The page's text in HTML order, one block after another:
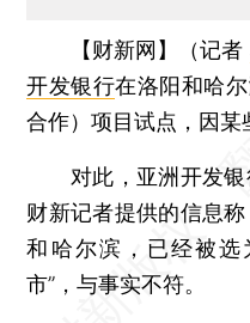
【财新网】（记者
开发银行在洛阳和哈
合作）项目试点，因某
对此，亚洲开发银
财新记者提供的信息
和哈尔滨，已经被选
市”，与事实不符。